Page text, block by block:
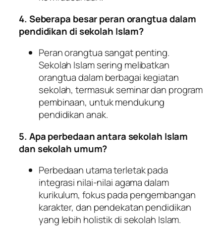
4. Seberapa besar peran orangtua dalam
pendidikan di sekolah Islam?
Peran orangtua sangat penting.
Sekolah Islam sering melibatkan
orangtua dalam berbagai kegiatan
sekolah, termasuk seminar dan program
pembinaan, untuk mendukung
pendidikan anak.
5. Apa perbedaan antara sekolah Islam
dan sekolah umum?
Perbedaan utama terletak pada
integrasi nilai-nilai agama dalam
kurikulum, fokus pada pengembangan
karakter, dan pendekatan pendidikan
yang lebih holistik di sekolah Islam.